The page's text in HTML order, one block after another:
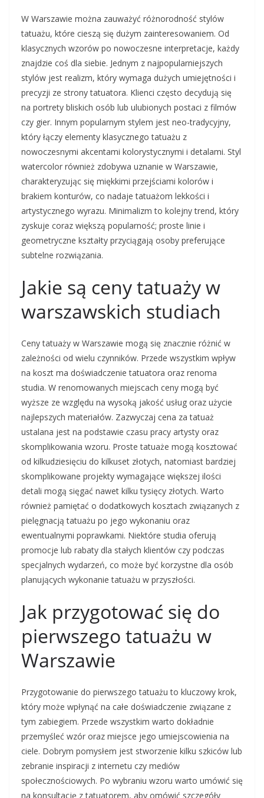
W Warszawie można zauważyć różnorodność stylów
tatuażu, które cieszą się dużym zainteresowaniem. Od
klasycznych wzorów po nowoczesne interpretacje, każdy
znajdzie coś dla siebie. Jednym z najpopularniejszych
stylów jest realizm, który wymaga dużych umiejętności i
precyzji ze strony tatuatora. Klienci często decydują się
na portrety bliskich osób lub ulubionych postaci z filmów
czy gier. Innym popularnym stylem jest neo-tradycyjny,
który łączy elementy klasycznego tatuażu z
nowoczesnymi akcentami kolorystycznymi i detalami. Styl
watercolor również zdobywa uznanie w Warszawie,
charakteryzując się miękkimi przejściami kolorów i
brakiem konturów, co nadaje tatuażom lekkości i
artystycznego wyrazu. Minimalizm to kolejny trend, który
zyskuje coraz większą popularność; proste linie i
geometryczne kształty przyciągają osoby preferujące
subtelne rozwiązania.
Jakie są ceny tatuaży w
warszawskich studiach
Ceny tatuaży w Warszawie mogą się znacznie różnić w
zależności od wielu czynników. Przede wszystkim wpływ
na koszt ma doświadczenie tatuatora oraz renoma
studia. W renomowanych miejscach ceny mogą być
wyższe ze względu na wysoką jakość usług oraz użycie
najlepszych materiałów. Zazwyczaj cena za tatuaż
ustalana jest na podstawie czasu pracy artysty oraz
skomplikowania wzoru. Proste tatuaże mogą kosztować
od kilkudziesięciu do kilkuset złotych, natomiast bardziej
skomplikowane projekty wymagające większej ilości
detali mogą sięgać nawet kilku tysięcy złotych. Warto
również pamiętać o dodatkowych kosztach związanych z
pielęgnacją tatuażu po jego wykonaniu oraz
ewentualnymi poprawkami. Niektóre studia oferują
promocje lub rabaty dla stałych klientów czy podczas
specjalnych wydarzeń, co może być korzystne dla osób
planujących wykonanie tatuażu w przyszłości.
Jak przygotować się do
pierwszego tatuażu w
Warszawie
Przygotowanie do pierwszego tatuażu to kluczowy krok,
który może wpłynąć na całe doświadczenie związane z
tym zabiegiem. Przede wszystkim warto dokładnie
przemyśleć wzór oraz miejsce jego umiejscowienia na
ciele. Dobrym pomysłem jest stworzenie kilku szkiców lub
zebranie inspiracji z internetu czy mediów
społecznościowych. Po wybraniu wzoru warto umówić się
na konsultację z tatuatorem, aby omówić szczegóły